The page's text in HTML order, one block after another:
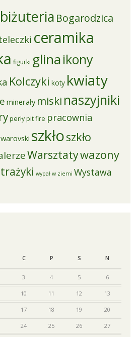
biżuteria Bogarodzica
ceramika
figurki glinaikony
Kolczyki koty kwiaty
minerały miski naszyjniki
perłypit fire pracownia
szkłoszkło
Warsztatywazony
wypał w ziemi Wystawa
C P S N
3 4 5 6
10 11 12 13
17 18 19 20
24 25 26 27